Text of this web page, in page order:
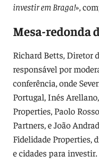
investir em Braga!»,
Mesa-redonda
Richard Betts, Diretor
responsável por
conferência, onde
Portugal, Inés
Properties, Paolo
Partners, e João
Fidelidade Properties,
e cidades para investir.